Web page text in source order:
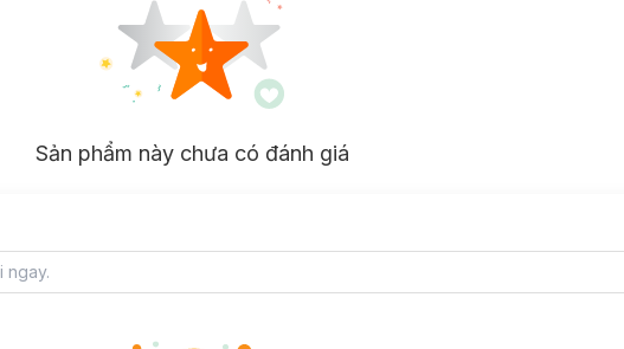
Sản phẩm này chưa có đánh giá